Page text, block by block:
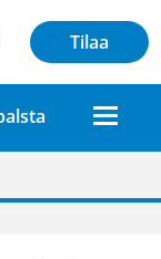
Tilaa
lehdessä